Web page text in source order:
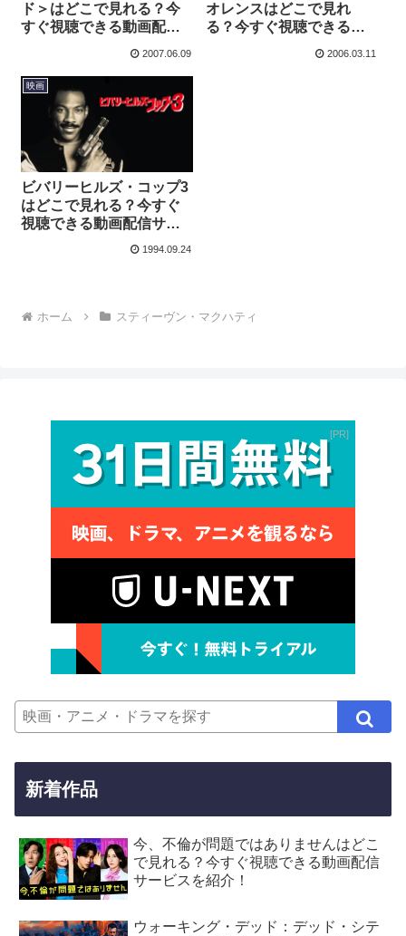
ド＞はどこで見れる？今
すぐ視聴できる動画配信
2007.06.09
オレンスはどこで見れ
る？今すぐ視聴できる動
2006.03.11
映画
ビバリーヒルズ・コップ3
はどこで見れる？今すぐ
視聴できる動画配信サー
1994.09.24
ホーム スティーヴン・マクハティ
PR
新着作品
今、不倫が問題ではありませんはどこ
で見れる？今すぐ視聴できる動画配信
サービスを紹介！
ウォーキング・デッド：デッド・シテ